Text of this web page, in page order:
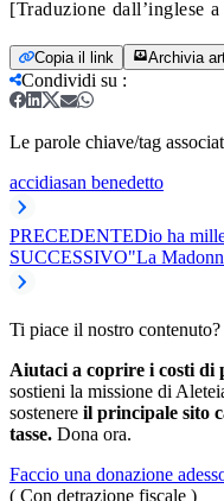
[Traduzione dall’inglese
Copia il link Archivia
Condividi su :
Le parole chiave/tag
accidiasan benedetto
PRECEDENTEDio ha
SUCCESSIVO"La
Ti piace il nostro contenuto?
Aiutaci a coprire i costi di
sostieni la missione di
sostenere il principale sito
tasse. Dona ora.
Faccio una donazione
( Con detrazione fiscale )